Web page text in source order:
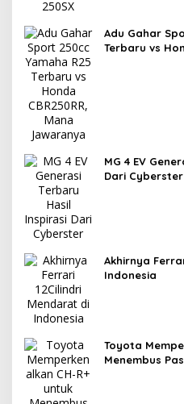
Adu Gahar
Terbaru vs
MG 4 EV
Dari Cyberster
Akhirnya
Indonesia
Toyota
Menembus